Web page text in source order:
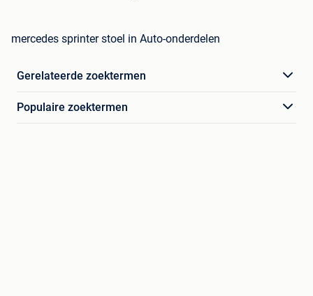
mercedes sprinter stoel in Auto-onderdelen
Gerelateerde zoektermen
Populaire zoektermen